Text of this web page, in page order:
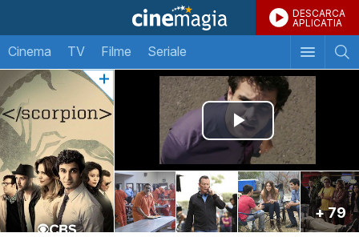
DESCARCA
APLICATIA
Cinema TV Filme Seriale
+ 79